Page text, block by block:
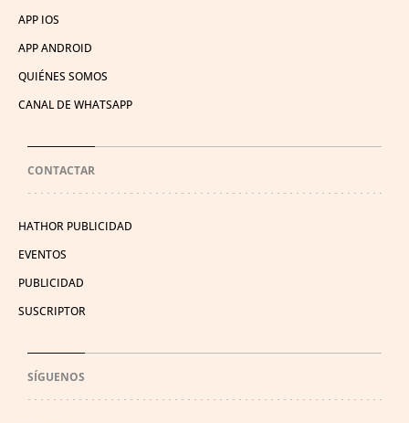
APP IOS
APP ANDROID
QUIÉNES SOMOS
CANAL DE WHATSAPP
CONTACTAR
HATHOR PUBLICIDAD
EVENTOS
PUBLICIDAD
SUSCRIPTOR
SÍGUENOS